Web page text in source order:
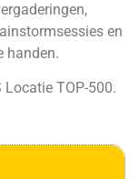
en
handen.
Locatie TOP-500.